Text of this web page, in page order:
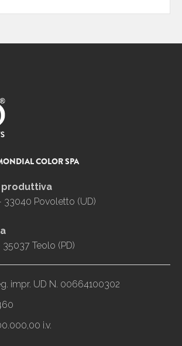
COLOR SPA
produttiva
33040 Povoletto (UD)
Teolo (PD)
impr. UD N. 00664100302
i.v.